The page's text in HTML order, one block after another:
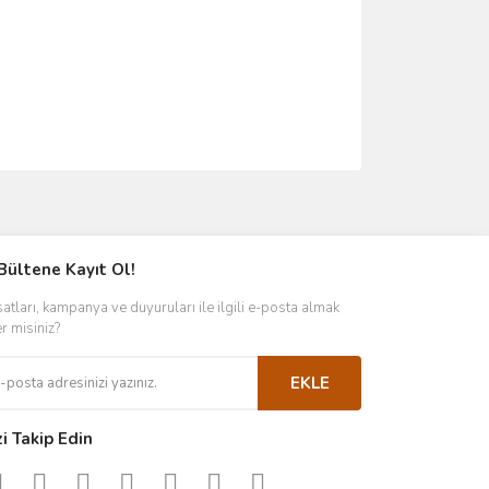
Kayıt Ol!
kampanya ve duyuruları ile ilgili e-posta almak
misiniz?
EKLE
Takip Edin